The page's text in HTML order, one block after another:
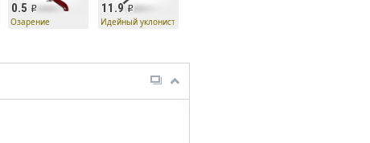
0.5
Озарение
11.9
Идейный уклонист